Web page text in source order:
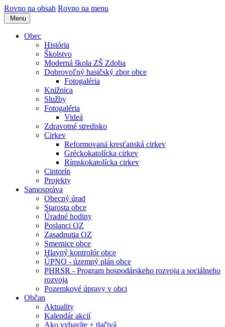
Rovno na obsah Rovno na menu
Menu
Obec
História
Školstvo
Moderná škola ZŠ Zdoba
Dobrovoľný hasičský zbor obce
Fotogaléria
Knižnica
Služby
Fotogaléria
Videá
Zdravotné stredisko
Cirkev
Reformovaná kresťanská cirkev
Gréckokatolícka cirkev
Rímskokatolícka cirkev
Cintorín
Projekty
Samospráva
Obecný úrad
Starosta obce
Úradné hodiny
Poslanci OZ
Zasadnutia OZ
Smernice obce
Hlavný kontrolór obce
ÚPNO - územný plán obce
PHRSR - Program hospodárskeho rozvoja a sociálneho
rozvoja
Pozemkové úpravy v obci
Občan
Aktuality
Kalendár akcií
Ako vybavíte + tlačivá